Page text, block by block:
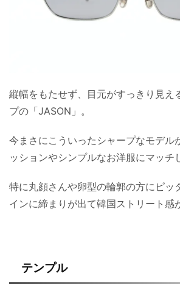
縦幅をもたせず、目元がすっきり見え
プの「JASON」。
今まさにこういったシャープなモデル
ッションやシンプルなお洋服にマッチ
特に丸顔さんや卵型の輪郭の方にピッ
インに締まりが出て韓国ストリート感
テンプル